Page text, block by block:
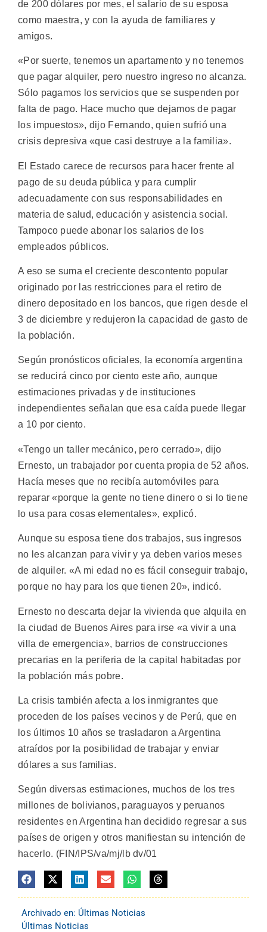
de 200 dólares por mes, el salario de su esposa
como maestra, y con la ayuda de familiares y
amigos.
«Por suerte, tenemos un apartamento y no tenemos
que pagar alquiler, pero nuestro ingreso no alcanza.
Sólo pagamos los servicios que se suspenden por
falta de pago. Hace mucho que dejamos de pagar
los impuestos», dijo Fernando, quien sufrió una
crisis depresiva «que casi destruye a la familia».
El Estado carece de recursos para hacer frente al
pago de su deuda pública y para cumplir
adecuadamente con sus responsabilidades en
materia de salud, educación y asistencia social.
Tampoco puede abonar los salarios de los
empleados públicos.
A eso se suma el creciente descontento popular
originado por las restricciones para el retiro de
dinero depositado en los bancos, que rigen desde el
3 de diciembre y redujeron la capacidad de gasto de
la población.
Según pronósticos oficiales, la economía argentina
se reducirá cinco por ciento este año, aunque
estimaciones privadas y de instituciones
independientes señalan que esa caída puede llegar
a 10 por ciento.
«Tengo un taller mecánico, pero cerrado», dijo
Ernesto, un trabajador por cuenta propia de 52 años.
Hacía meses que no recibía automóviles para
reparar «porque la gente no tiene dinero o si lo tiene
lo usa para cosas elementales», explicó.
Aunque su esposa tiene dos trabajos, sus ingresos
no les alcanzan para vivir y ya deben varios meses
de alquiler. «A mi edad no es fácil conseguir trabajo,
porque no hay para los que tienen 20», indicó.
Ernesto no descarta dejar la vivienda que alquila en
la ciudad de Buenos Aires para irse «a vivir a una
villa de emergencia», barrios de construcciones
precarias en la periferia de la capital habitadas por
la población más pobre.
La crisis también afecta a los inmigrantes que
proceden de los países vecinos y de Perú, que en
los últimos 10 años se trasladaron a Argentina
atraídos por la posibilidad de trabajar y enviar
dólares a sus familias.
Según diversas estimaciones, muchos de los tres
millones de bolivianos, paraguayos y peruanos
residentes en Argentina han decidido regresar a sus
países de origen y otros manifiestan su intención de
hacerlo. (FIN/IPS/va/mj/lb dv/01
Archivado en: Últimas Noticias
Últimas Noticias